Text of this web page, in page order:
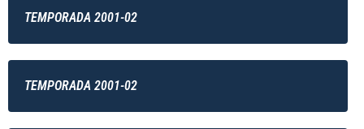
TEMPORADA 2001-02
TEMPORADA 2001-02